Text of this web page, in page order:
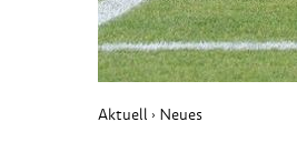
Aktuell › Neues